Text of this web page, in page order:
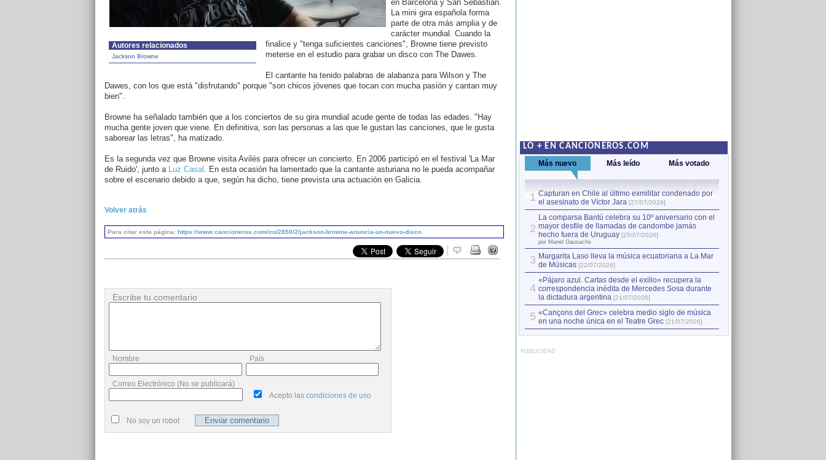
Autores relacionados
Jackson Browne
en Barcelona y San Sebastián.
La mini gira española forma
parte de otra más amplia y de
carácter mundial. Cuando la
finalice y "tenga suficientes canciones", Browne tiene previsto
meterse en el estudio para grabar un disco con The Dawes.
El cantante ha tenido palabras de alabanza para Wilson y The
Dawes, con los que está "disfrutando" porque "son chicos jóvenes que tocan con mucha pasión y cantan muy
bien".
Browne ha señalado también que a los conciertos de su gira mundial acude gente de todas las edades. "Hay
mucha gente joven que viene. En definitiva, son las personas a las que le gustan las canciones, que le gusta
saborear las letras", ha matizado.
Es la segunda vez que Browne visita Avilés para ofrecer un concierto. En 2006 participó en el festival 'La Mar
de Ruido', junto a Luz Casal . En esta ocasión ha lamentado que la cantante asturiana no le pueda acompañar
sobre el escenario debido a que, según ha dicho, tiene prevista una actuación en Galicia.
Volver atrás
Para citar esta página: https://www.cancioneros.com/co/2850/2/jackson-browne-anuncia-un-nuevo-disco
Escribe tu comentario
Nombre País
Correo Electrónico (No se publicará)
Acepto las condiciones de uso
No soy un robot
LO + EN CANCIONEROS.COM
Más nuevo Más leído Más votado
1 Capturan en Chile al último exmilitar condenado por
el asesinato de Víctor Jara [27/07/2026]
2
La comparsa Bantú celebra su 10º aniversario con el
mayor desfile de llamadas de candombe jamás
hecho fuera de Uruguay [25/07/2026]
por Manel Gausachs
3 Margarita Laso lleva la música ecuatoriana a La Mar
de Músicas [22/07/2026]
4
«Pájaro azul. Cartas desde el exilio» recupera la
correspondencia inédita de Mercedes Sosa durante
la dictadura argentina [21/07/2026]
5 «Cançons del Grec» celebra medio siglo de música
en una noche única en el Teatre Grec [21/07/2026]
PUBLICIDAD